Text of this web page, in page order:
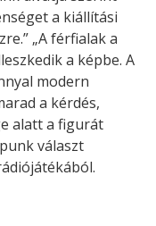
a kiállítási
„A férfialak a
a képbe. A
modern
a kérdés,
alatt a figurát
választ